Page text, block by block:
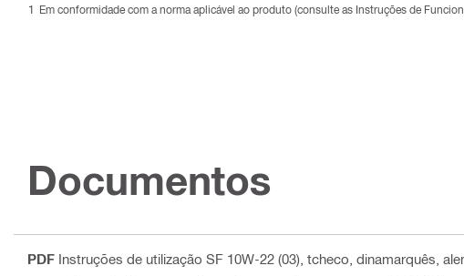
Em conformidade com a norma aplicável ao produto (consulte as Instruções de
Documentos
PDF Instruções de utilização SF 10W-22 (03) , tcheco, dinamarquês,